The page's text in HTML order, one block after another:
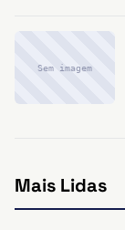
Sem imagem
Mais Lidas